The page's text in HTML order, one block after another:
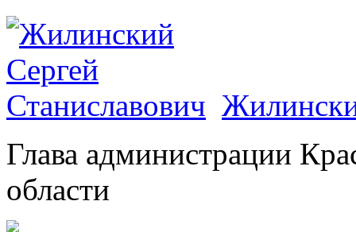
Глава администрации
области